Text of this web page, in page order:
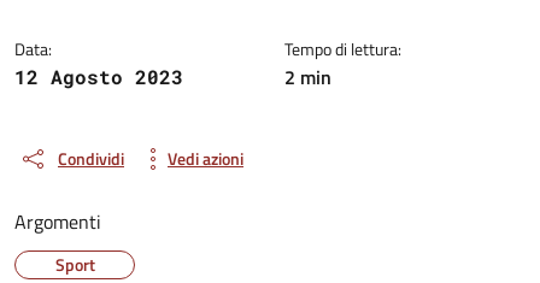
Data:
12 Agosto 2023
Tempo di lettura:
2 min
Condividi Vedi azioni
Argomenti
Sport